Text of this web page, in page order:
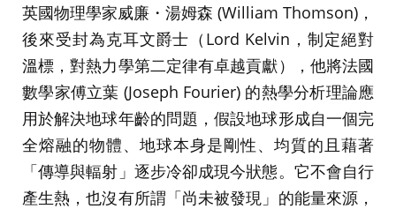
英國物理學家威廉・湯姆森 (William Thomson)，
後來受封為克耳文爵士（Lord Kelvin，制定絕對
溫標，對熱力學第二定律有卓越貢獻），他將法國
數學家傅立葉 (Joseph Fourier) 的熱學分析理論應
用於解決地球年齡的問題，假設地球形成自一個完
全熔融的物體、地球本身是剛性、均質的且藉著
「傳導與輻射」逐步冷卻成現今狀態。它不會自行
產生熱，也沒有所謂「尚未被發現」的能量來源，